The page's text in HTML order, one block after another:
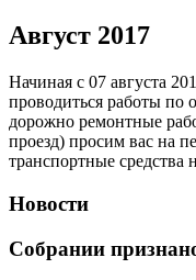
Август 2017
Начиная с 07 августа
проводиться работы по
дорожно ремонтные
проезд) просим вас на
транспортные средства
Новости
Собрании